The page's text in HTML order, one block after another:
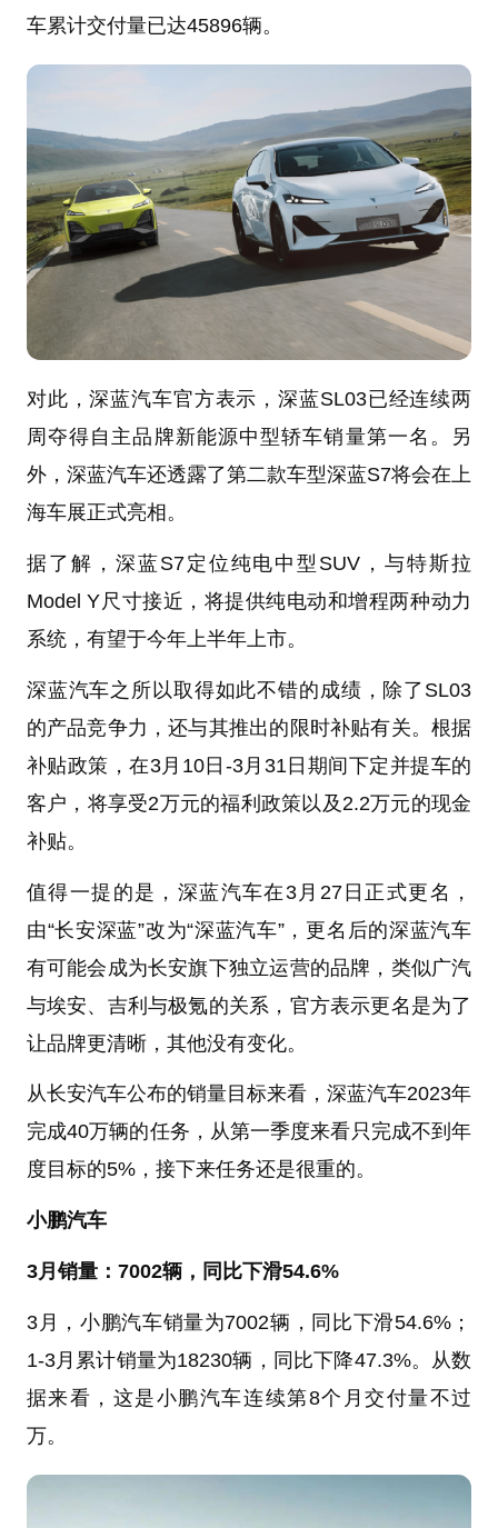
车累计交付量已达45896辆。
对此，深蓝汽车官方表示，深蓝SL03已经连续两
周夺得自主品牌新能源中型轿车销量第一名。另
外，深蓝汽车还透露了第二款车型深蓝S7将会在上
海车展正式亮相。
据了解，深蓝S7定位纯电中型SUV，与特斯拉
Model Y尺寸接近，将提供纯电动和增程两种动力
系统，有望于今年上半年上市。
深蓝汽车之所以取得如此不错的成绩，除了SL03
的产品竞争力，还与其推出的限时补贴有关。根据
补贴政策，在3月10日-3月31日期间下定并提车的
客户，将享受2万元的福利政策以及2.2万元的现金
补贴。
值得一提的是，深蓝汽车在3月27日正式更名，
由“长安深蓝”改为“深蓝汽车”，更名后的深蓝汽车
有可能会成为长安旗下独立运营的品牌，类似广汽
与埃安、吉利与极氪的关系，官方表示更名是为了
让品牌更清晰，其他没有变化。
从长安汽车公布的销量目标来看，深蓝汽车2023年
完成40万辆的任务，从第一季度来看只完成不到年
度目标的5%，接下来任务还是很重的。
小鹏汽车
3月销量：7002辆，同比下滑54.6%
3月，小鹏汽车销量为7002辆，同比下滑54.6%；
1-3月累计销量为18230辆，同比下降47.3%。从数
据来看，这是小鹏汽车连续第8个月交付量不过
万。